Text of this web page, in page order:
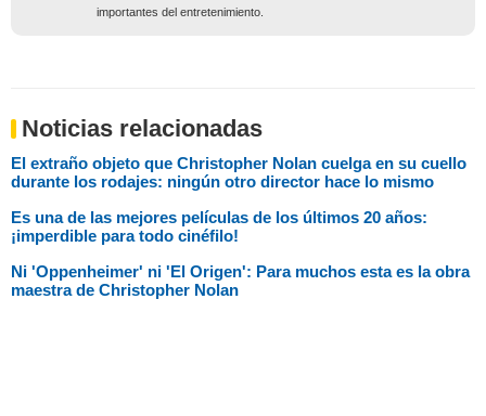
importantes del entretenimiento.
Noticias relacionadas
El extraño objeto que Christopher Nolan cuelga en su cuello
durante los rodajes: ningún otro director hace lo mismo
Es una de las mejores películas de los últimos 20 años:
¡imperdible para todo cinéfilo!
Ni 'Oppenheimer' ni 'El Origen': Para muchos esta es la obra
maestra de Christopher Nolan